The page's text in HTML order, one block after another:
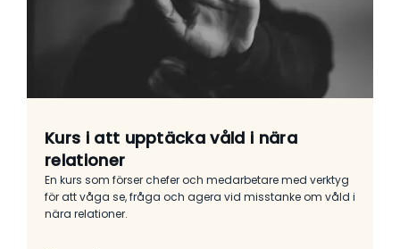
Kurs i att upptäcka våld i nära
relationer
En kurs som förser chefer och medarbetare med verktyg
för att våga se, fråga och agera vid misstanke om våld i
nära relationer.